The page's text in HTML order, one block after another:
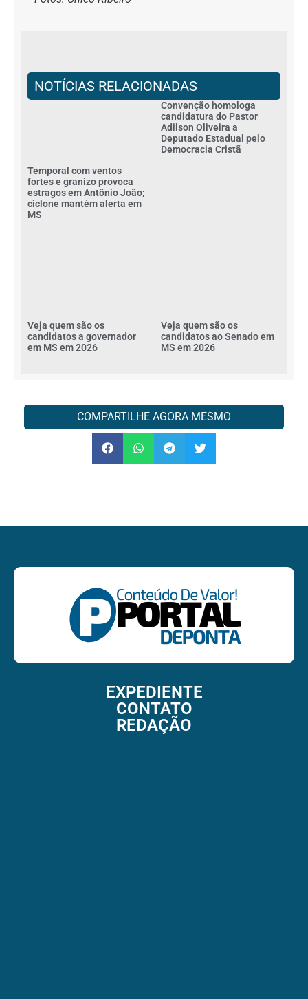
NOTÍCIAS RELACIONADAS
Temporal com ventos
fortes e granizo provoca
estragos em Antônio João;
ciclone mantém alerta em
MS
Convenção homologa
candidatura do Pastor
Adilson Oliveira a
Deputado Estadual pelo
Democracia Cristã
Veja quem são os
candidatos a governador
em MS em 2026
Veja quem são os
candidatos ao Senado em
MS em 2026
COMPARTILHE AGORA MESMO
EXPEDIENTE
CONTATO
REDAÇÃO